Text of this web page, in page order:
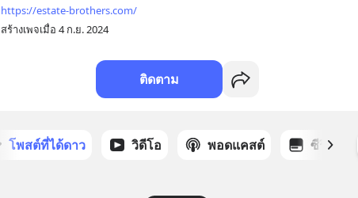
https://estate-brothers.com/
สร้างเพจเมื่อ 4 ก.ย. 2024
ติดตาม
โพสต์ที่ได้ดาว วิดีโอ พอดแคสต์ ซีรีส์